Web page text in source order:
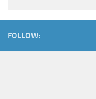
FOLLOW: